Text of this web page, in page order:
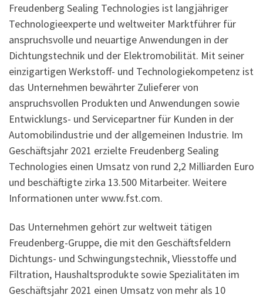
Freudenberg Sealing Technologies ist langjähriger
Technologieexperte und weltweiter Marktführer für
anspruchsvolle und neuartige Anwendungen in der
Dichtungstechnik und der Elektromobilität. Mit seiner
einzigartigen Werkstoff- und Technologiekompetenz ist
das Unternehmen bewährter Zulieferer von
anspruchsvollen Produkten und Anwendungen sowie
Entwicklungs- und Servicepartner für Kunden in der
Automobilindustrie und der allgemeinen Industrie. Im
Geschäftsjahr 2021 erzielte Freudenberg Sealing
Technologies einen Umsatz von rund 2,2 Milliarden Euro
und beschäftigte zirka 13.500 Mitarbeiter. Weitere
Informationen unter www.fst.com.
Das Unternehmen gehört zur weltweit tätigen
Freudenberg-Gruppe, die mit den Geschäftsfeldern
Dichtungs- und Schwingungstechnik, Vliesstoffe und
Filtration, Haushaltsprodukte sowie Spezialitäten im
Geschäftsjahr 2021 einen Umsatz von mehr als 10